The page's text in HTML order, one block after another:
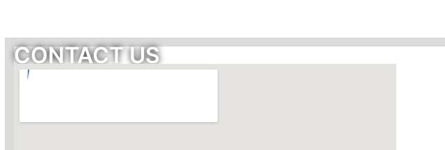
CONTACT US